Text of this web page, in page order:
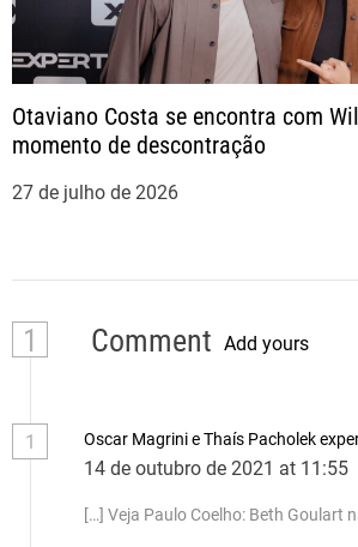
Otaviano Costa se encontra com
momento de descontração
27 de julho de 2026
1 Comment Add yours
1 Oscar Magrini e Thaís Pacholek
14 de outubro de 2021 at 11:55
[…] Veja Paulo Coelho: Beth Goulart